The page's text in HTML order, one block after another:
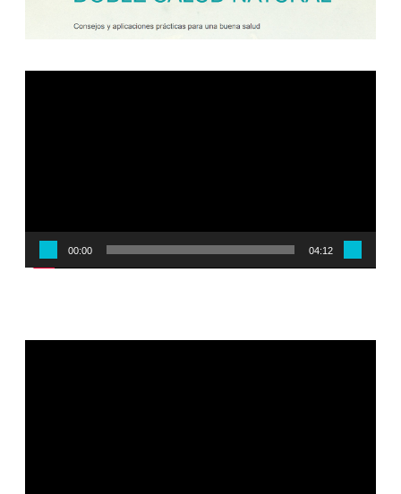
Reproductor
00:00 04:12
Reproductor